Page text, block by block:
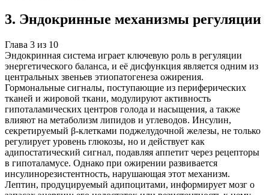
3. Эндокринные механизмы регуляции
Глава 3 из 10
Эндокринная система играет ключевую роль в регуляции
энергетического баланса, и её дисфункция является одним из
центральных звеньев этиопатогенеза ожирения.
Гормональные сигналы, поступающие из периферических
тканей и жировой ткани, модулируют активность
гипоталамических центров голода и насыщения, а также
влияют на метаболизм липидов и углеводов. Инсулин,
секретируемый β-клетками поджелудочной железы, не только
регулирует уровень глюкозы, но и действует как
адипостатический сигнал, подавляя аппетит через рецепторы
в гипоталамусе. Однако при ожирении развивается
инсулинорезистентность, нарушающая этот механизм.
Лептин, продуцируемый адипоцитами, информирует мозг о